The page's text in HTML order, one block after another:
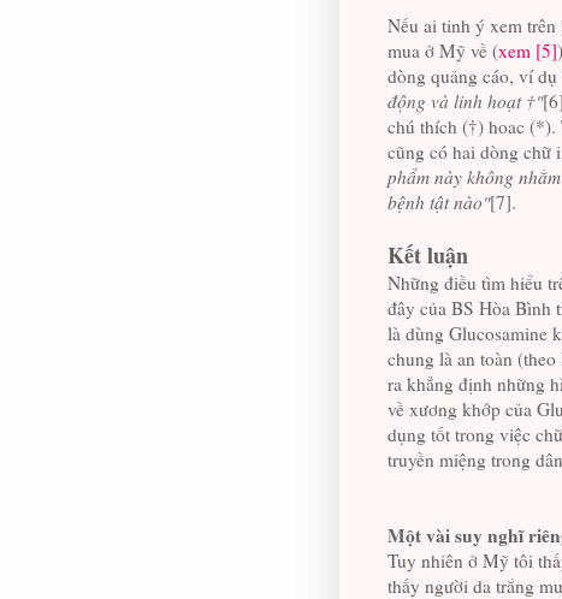
Nếu ai tinh ý xem trên
mua ở Mỹ về (xem [5]
dòng quảng cáo, ví dụ
động và linh hoạt †"
chú thích (†) hoac (*).
cũng có hai dòng chữ
phẩm này không
bệnh tật nào"[7].
Kết luận
Những điều tìm hiểu
đây của BS Hòa Bình
là dùng Glucosamine
chung là an toàn
ra khẳng định những
về xương khớp của
dụng tốt trong việc
truyền miệng trong
Một vài suy nghĩ
Tuy nhiên ở Mỹ tôi
thấy người da trắng